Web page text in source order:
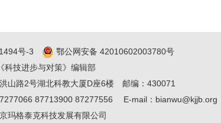
号-3
鄂公网安备 42010602003780号
科技进步与对策》编辑部
山路2号湖北科教大厦D座6楼 邮编：430071
87713900 87277556
E-mail：bianwu@kjjb.org
玛格泰克科技发展有限公司